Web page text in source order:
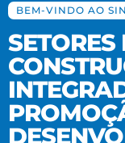
BEM-VINDO AO
BEM-VINDO AO